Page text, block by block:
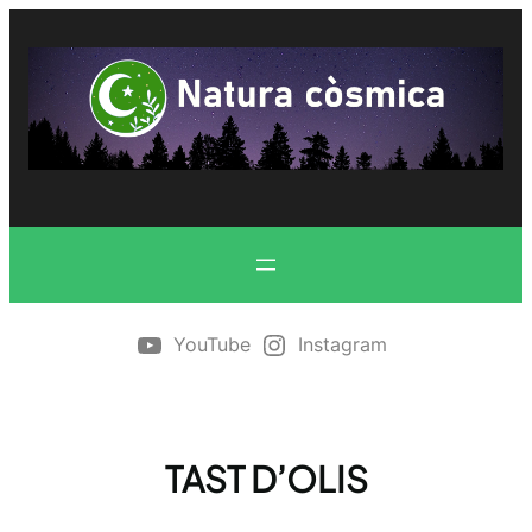
contingut
YouTube Instagram
TAST D’OLIS